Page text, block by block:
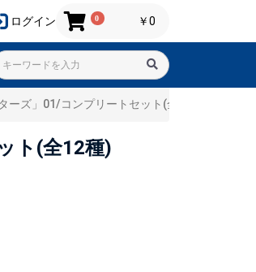
ログイン 0 ￥0
ーズ」01/コンプリートセット(全12種)
ト(全12種)